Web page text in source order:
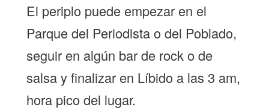
El periplo puede empezar en el
Parque del Periodista o del Poblado,
seguir en algún bar de rock o de
salsa y finalizar en Líbido a las 3 am,
hora pico del lugar.